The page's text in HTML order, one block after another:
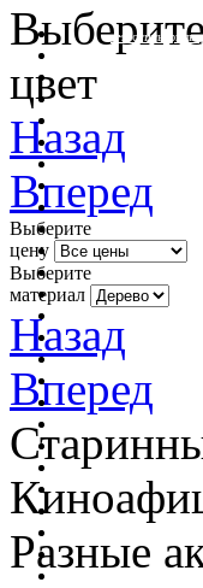
очистить
Выберите
цвет
Назад
Вперед
Выберите
цену
Выберите
материал
Назад
Вперед
Разные